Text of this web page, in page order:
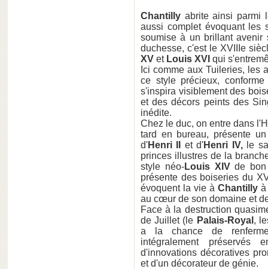
Chantilly abrite ainsi parmi
aussi complet évoquant les
soumise à un brillant avenir
duchesse, c'est le XVIIIe
XV et Louis XVI qui
Ici comme aux Tuileries, les
ce style précieux,
s'inspira visiblement des
et des décors peints des
inédite.
Chez le duc, on entre dans
tard en bureau, présente
d'Henri II et d'Henri IV, le
princes illustres de la
style néo-Louis XIVde bon
présente des boiseries du
évoquent la vie àChantilly
au cœur de son domaine et
Face à la destruction
de Juillet (le Palais-Royal ,
a la chance de
intégralement préservés
d'innovations décoratives
et d'un décorateur de génie.